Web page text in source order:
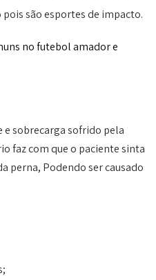
são esportes de impacto.
no futebol amador e
e sobrecarga sofrido pela
faz com que o paciente sinta
perna, Podendo ser causado